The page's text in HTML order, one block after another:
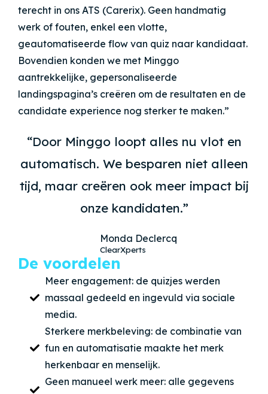
terecht in ons ATS (Carerix). Geen handmatig
werk of fouten, enkel een vlotte,
geautomatiseerde flow van quiz naar kandidaat.
Bovendien konden we met Minggo
aantrekkelijke, gepersonaliseerde
landingspagina’s creëren om de resultaten en de
candidate experience nog sterker te maken.”
“Door Minggo loopt alles nu vlot en
automatisch. We besparen niet alleen
tijd, maar creëren ook meer impact bij
onze kandidaten.”
Monda Declercq
ClearXperts
De voordelen
Meer engagement: de quizjes werden
massaal gedeeld en ingevuld via sociale
media.
Sterkere merkbeleving: de combinatie van
fun en automatisatie maakte het merk
herkenbaar en menselijk.
Geen manueel werk meer: alle gegevens